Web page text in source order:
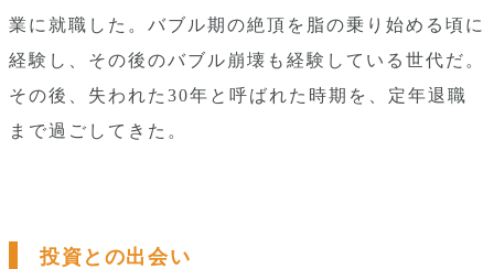
業に就職した。バブル期の絶頂を脂の乗り始める頃に
経験し、その後のバブル崩壊も経験している世代だ。
その後、失われた30年と呼ばれた時期を、定年退職
まで過ごしてきた。
投資との出会い